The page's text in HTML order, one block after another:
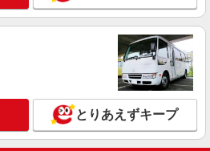
とりあえずキープ